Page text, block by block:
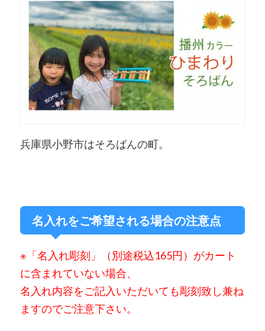
兵庫県小野市はそろばんの町。
名入れをご希望される場合の注意点
※「名入れ彫刻」（別途税込165円）がカート
に含まれていない場合、
名入れ内容をご記入いただいても彫刻致し兼ね
ますのでご注意下さい。